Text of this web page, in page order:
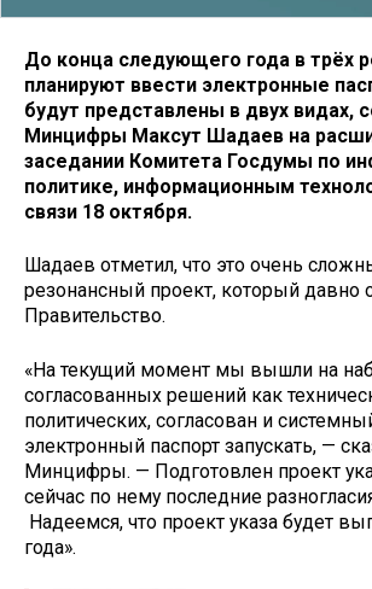
До конца следующего года в трёх
планируют ввести электронные
будут представлены в двух видах,
Минцифры Максут Шадаев на
заседании Комитета Госдумы по
политике, информационным
связи 18 октября.
Шадаев отметил, что это очень
резонансный проект, который давно
Правительство.
«На текущий момент мы вышли на
согласованных решений как
политических, согласован и
электронный паспорт запускать, —
Минцифры. — Подготовлен проект
сейчас по нему последние
Надеемся, что проект указа будет
года».